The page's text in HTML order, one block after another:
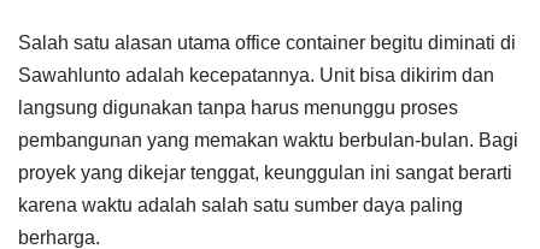
Salah satu alasan utama office container begitu diminati di
Sawahlunto adalah kecepatannya. Unit bisa dikirim dan
langsung digunakan tanpa harus menunggu proses
pembangunan yang memakan waktu berbulan-bulan. Bagi
proyek yang dikejar tenggat, keunggulan ini sangat berarti
karena waktu adalah salah satu sumber daya paling
berharga.